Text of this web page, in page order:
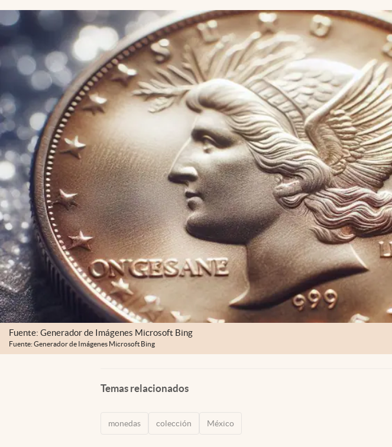
Mediakit
abre en nueva pestaña
Fuente: Generador de Imágenes Microsoft Bing
Fuente: Generador de Imágenes Microsoft Bing
Temas relacionados
monedas colección México